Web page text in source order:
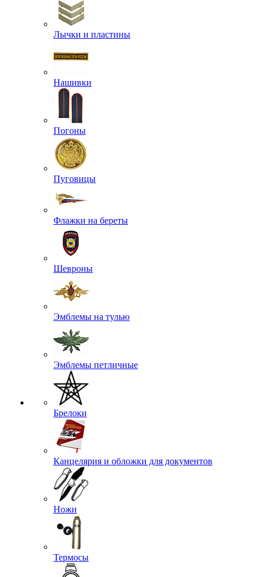
Лычки и пластины
Нашивки
Погоны
Пуговицы
Флажки на береты
Шевроны
Эмблемы на тулью
Эмблемы петличные
Брелоки
Канцелярия и обложки для документов
Ножи
Термосы